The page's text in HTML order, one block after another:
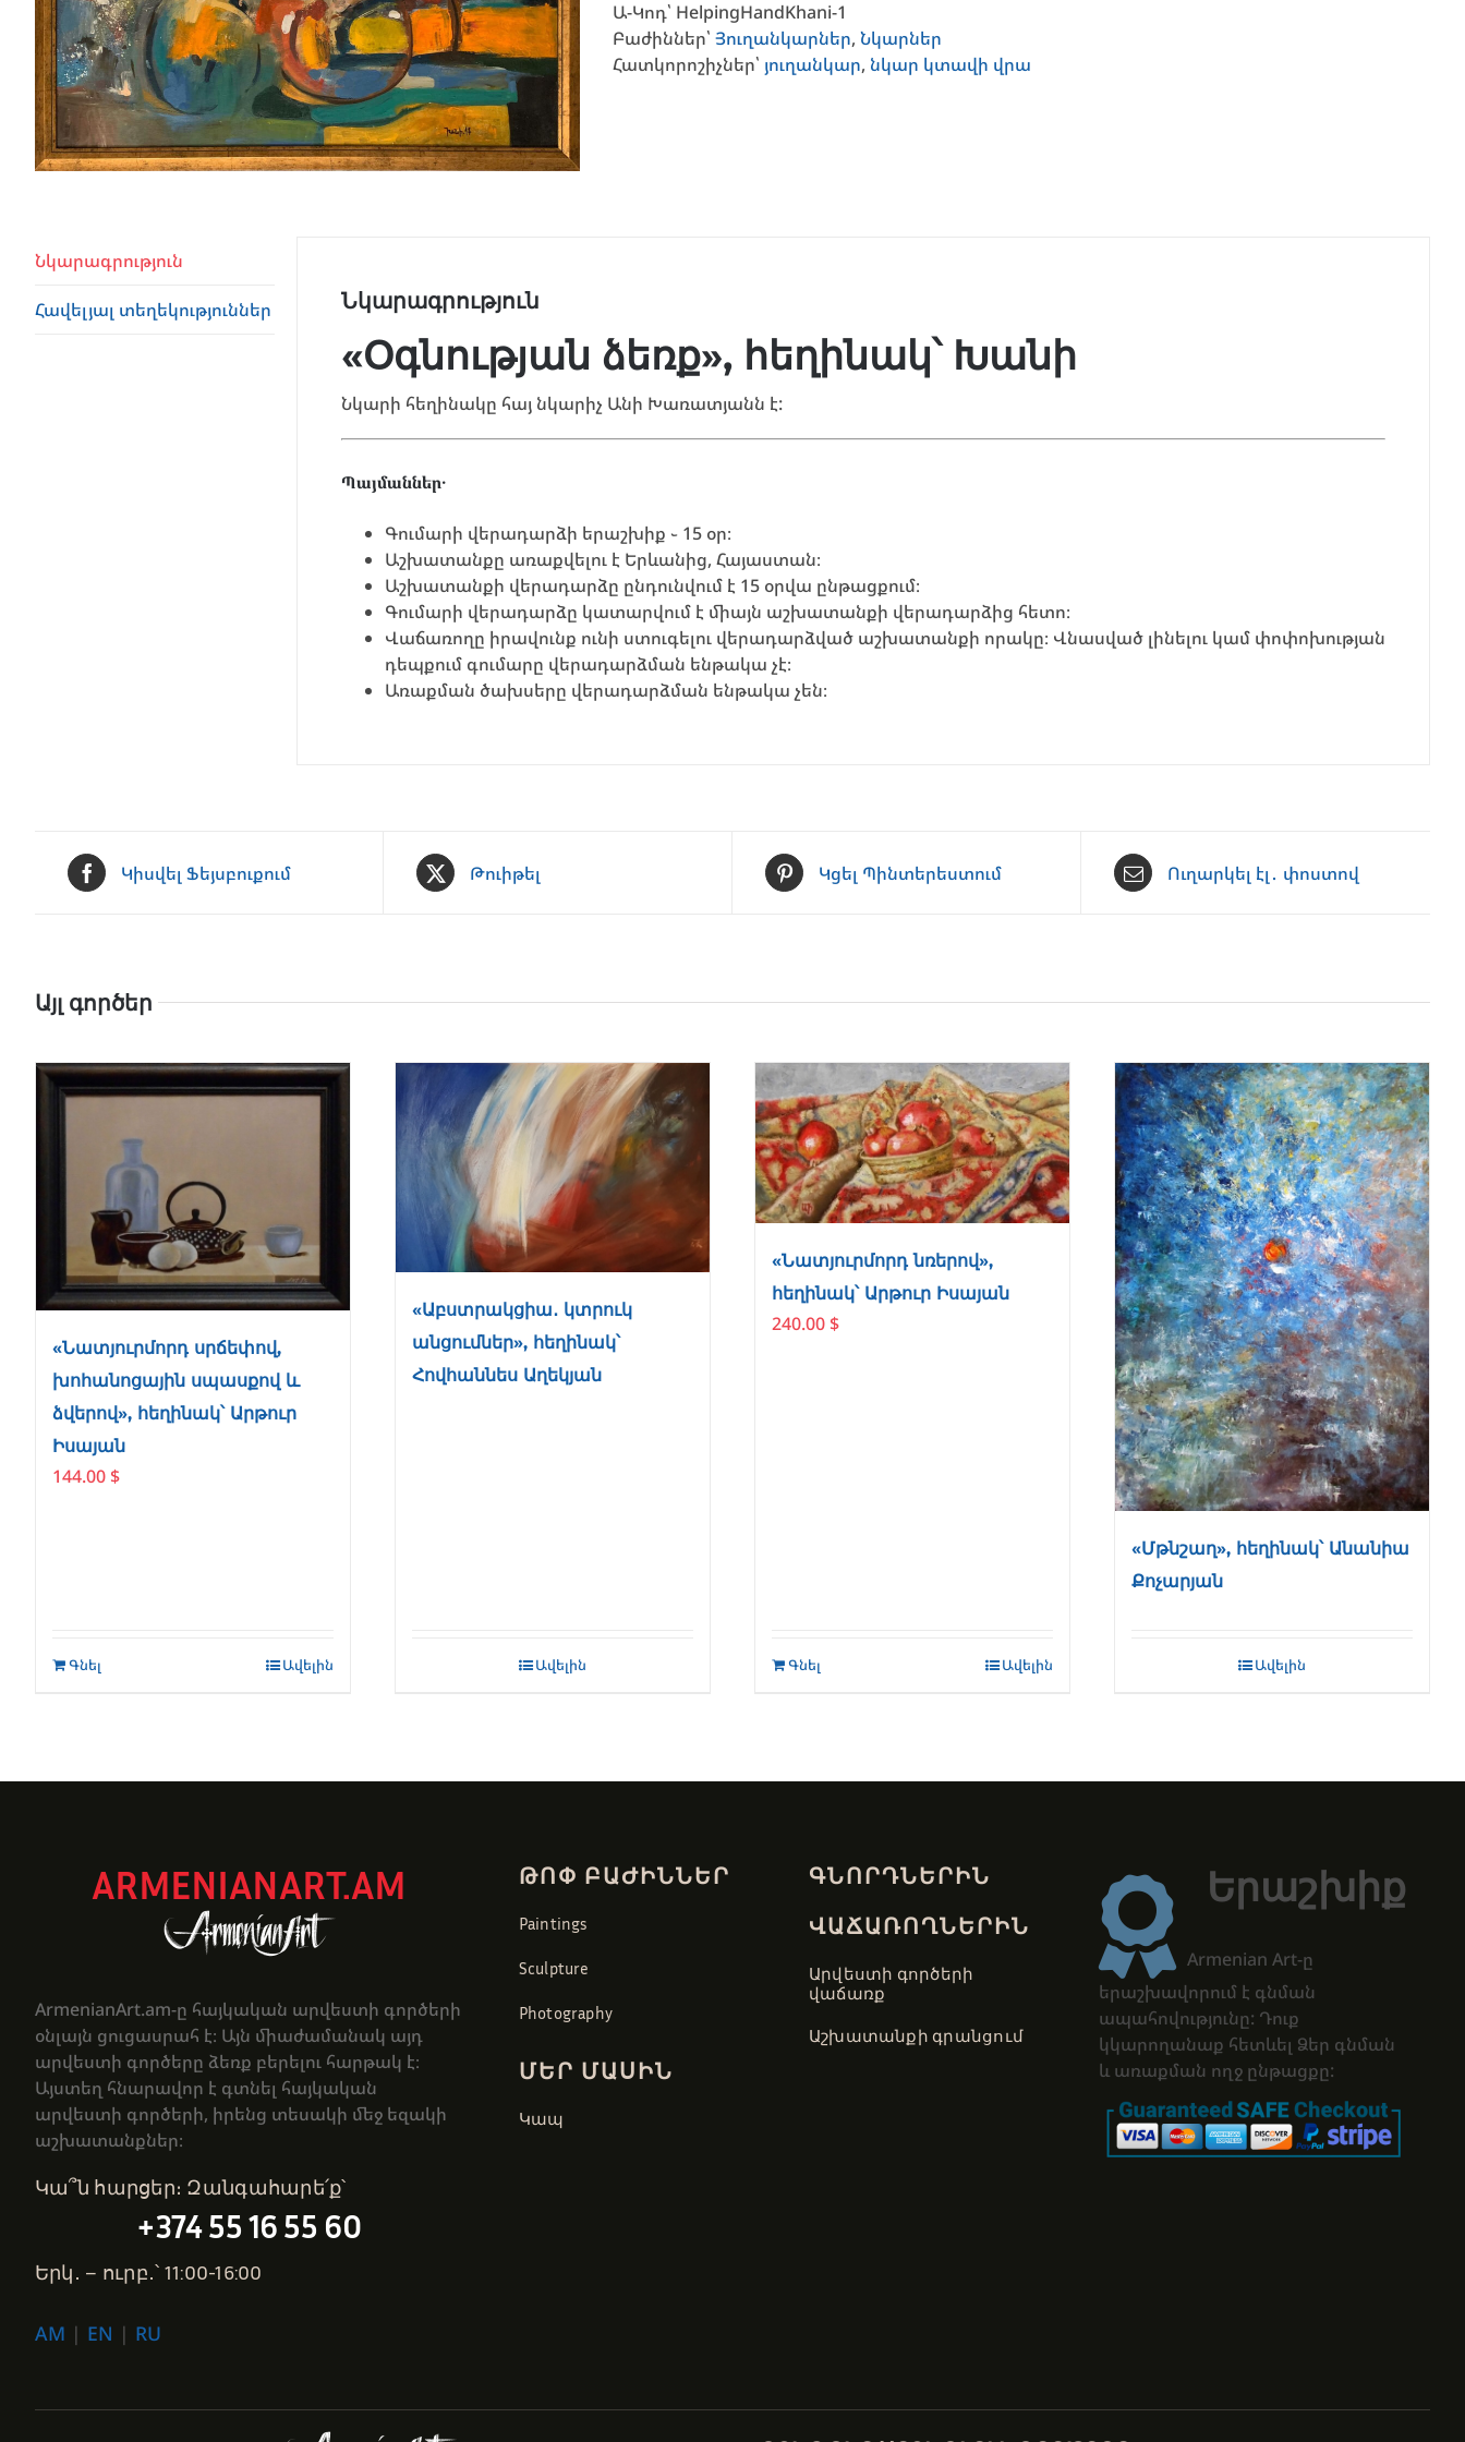
Ա-Կոդ՝ HelpingHandKhani-1
Բաժիններ՝ Յուղանկարներ, Նկարներ
Հատկորոշիչներ՝ յուղանկար, նկար կտավի վրա
Նկարագրություն
Հավելյալ տեղեկություններ Նկարագրություն
«Օգնության ձեռք», հեղինակ՝ Խանի
Նկարի հեղինակը հայ նկարիչ Անի Խառատյանն է:
Պայմաններ․
Գումարի վերադարձի երաշխիք ֊ 15 օր։
Աշխատանքը առաքվելու է Երևանից, Հայաստան։
Աշխատանքի վերադարձը ընդունվում է 15 օրվա ընթացքում։
Գումարի վերադարձը կատարվում է միայն աշխատանքի վերադարձից հետո։
Վաճառողը իրավունք ունի ստուգելու վերադարձված աշխատանքի որակը։ Վնասված լինելու կամ փոփոխության
դեպքում գումարը վերադարձման ենթակա չէ։
Առաքման ծախսերը վերադարձման ենթակա չեն։
Կիսվել Ֆեյսբուքում Թուիթել Կցել Պինտերեստում Ուղարկել էլ․ փոստով
Այլ գործեր
«Նատյուրմորդ սրճեփով,
խոհանոցային սպասքով և
ձվերով», հեղինակ՝ Արթուր
Իսայան
144.00 $
Գնել Ավելին
«Աբստրակցիա․ կտրուկ
անցումներ», հեղինակ՝
Հովհաննես Աղեկյան
Ավելին
«Նատյուրմորդ նռերով»,
հեղինակ՝ Արթուր Իսայան
240.00 $
Գնել Ավելին
«Մթնշաղ», հեղինակ՝ Անանիա
Քոչարյան
Ավելին
ARMENIANART.AM
ArmenianArt.am-ը հայկական արվեստի գործերի
օնլայն ցուցասրահ է։ Այն միաժամանակ այդ
արվեստի գործերը ձեռք բերելու հարթակ է։
Այստեղ հնարավոր է գտնել հայկական
արվեստի գործերի, իրենց տեսակի մեջ եզակի
աշխատանքներ։
Կա՞ն հարցեր։ Զանգահարե՛ք՝
+374 55 16 55 60
Երկ․ – ուրբ․՝ 11:00-16:00
AM | EN | RU
ԹՈՓ ԲԱԺԻՆՆԵՐ
Paintings
Sculpture
Photography
ՄԵՐ ՄԱՍԻՆ
Կապ
ԳՆՈՐԴՆԵՐԻՆ
ՎԱՃԱՌՈՂՆԵՐԻՆ
Արվեստի գործերի
վաճառք
Աշխատանքի գրանցում
Երաշխիք
Armenian Art-ը
երաշխավորում է գնման
ապահովությունը: Դուք
կկարողանաք հետևել Ձեր գնման
և առաքման ողջ ընթացքը: